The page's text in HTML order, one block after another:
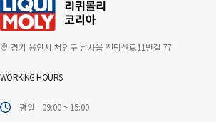
경기 용인시 처인구 남사읍 천덕산로11번길 77
WORKING HOURS
평일 - 09:00 ~ 15:00